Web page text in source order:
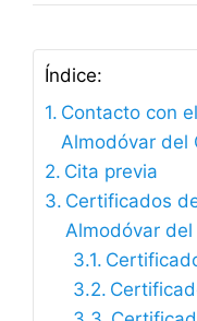
Índice:
Contacto con
Almodóvar del
Cita previa
Certificados
Almodóvar del